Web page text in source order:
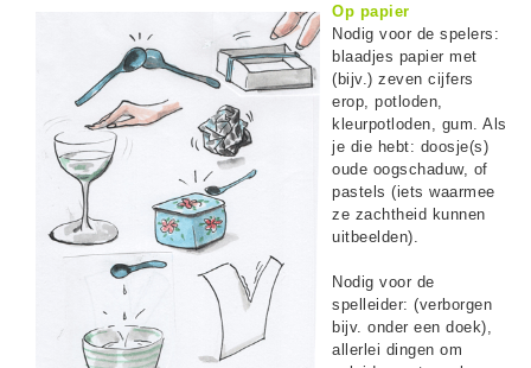
Op papier
Nodig voor de spelers:
blaadjes papier met
(bijv.) zeven cijfers
erop, potloden,
kleurpotloden, gum. Als
je die hebt: doosje(s)
oude oogschaduw, of
pastels (iets waarmee
ze zachtheid kunnen
uitbeelden).
Nodig voor de
spelleider: (verborgen
bijv. onder een doek),
allerlei dingen om